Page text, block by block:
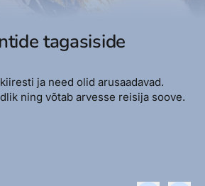
tagasiside
ja need olid arusaadavad.
ning võtab arvesse reisija soove.